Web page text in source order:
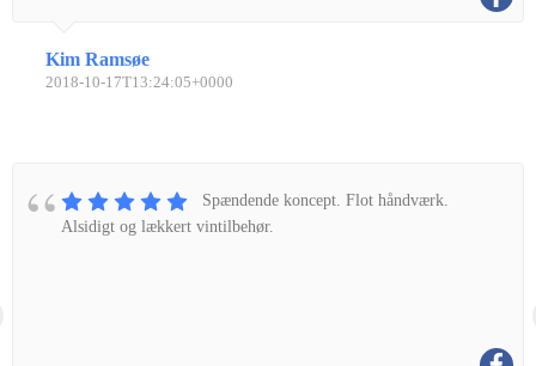
Kim Ramsøe
2018-10-17T13:24:05+0000
Spændende koncept. Flot håndværk.
Alsidigt og lækkert vintilbehør.